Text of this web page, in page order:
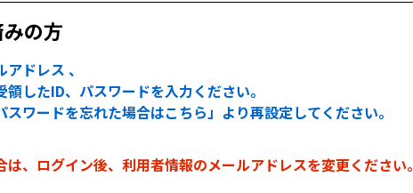
の方
ドレス 、
したID、パスワードを入力ください。
ワードを忘れた場合はこちら」より再設定してください。
、ログイン後、利用者情報のメールアドレスを変更ください。